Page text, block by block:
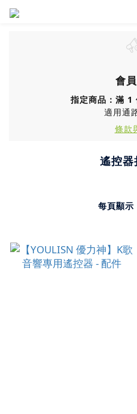
會員
指定商品：滿
適用通
條款
遙控器
每頁顯